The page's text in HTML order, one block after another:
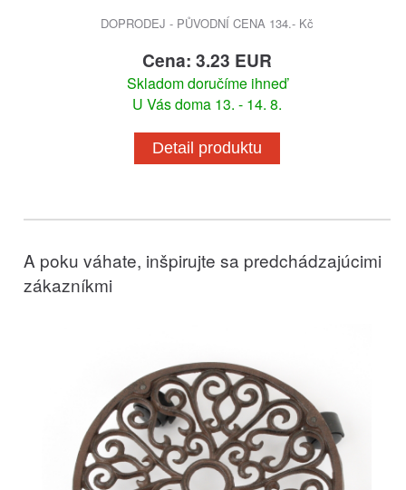
DOPRODEJ - PŮVODNÍ CENA 134.- Kč
Cena: 3.23 EUR
Skladom doručíme ihneď
U Vás doma 13. - 14. 8.
Detail produktu
A poku váhate, inšpirujte sa predchádzajúcimi
zákazníkmi